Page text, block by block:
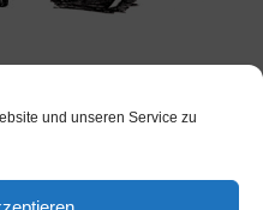
und unseren Service zu